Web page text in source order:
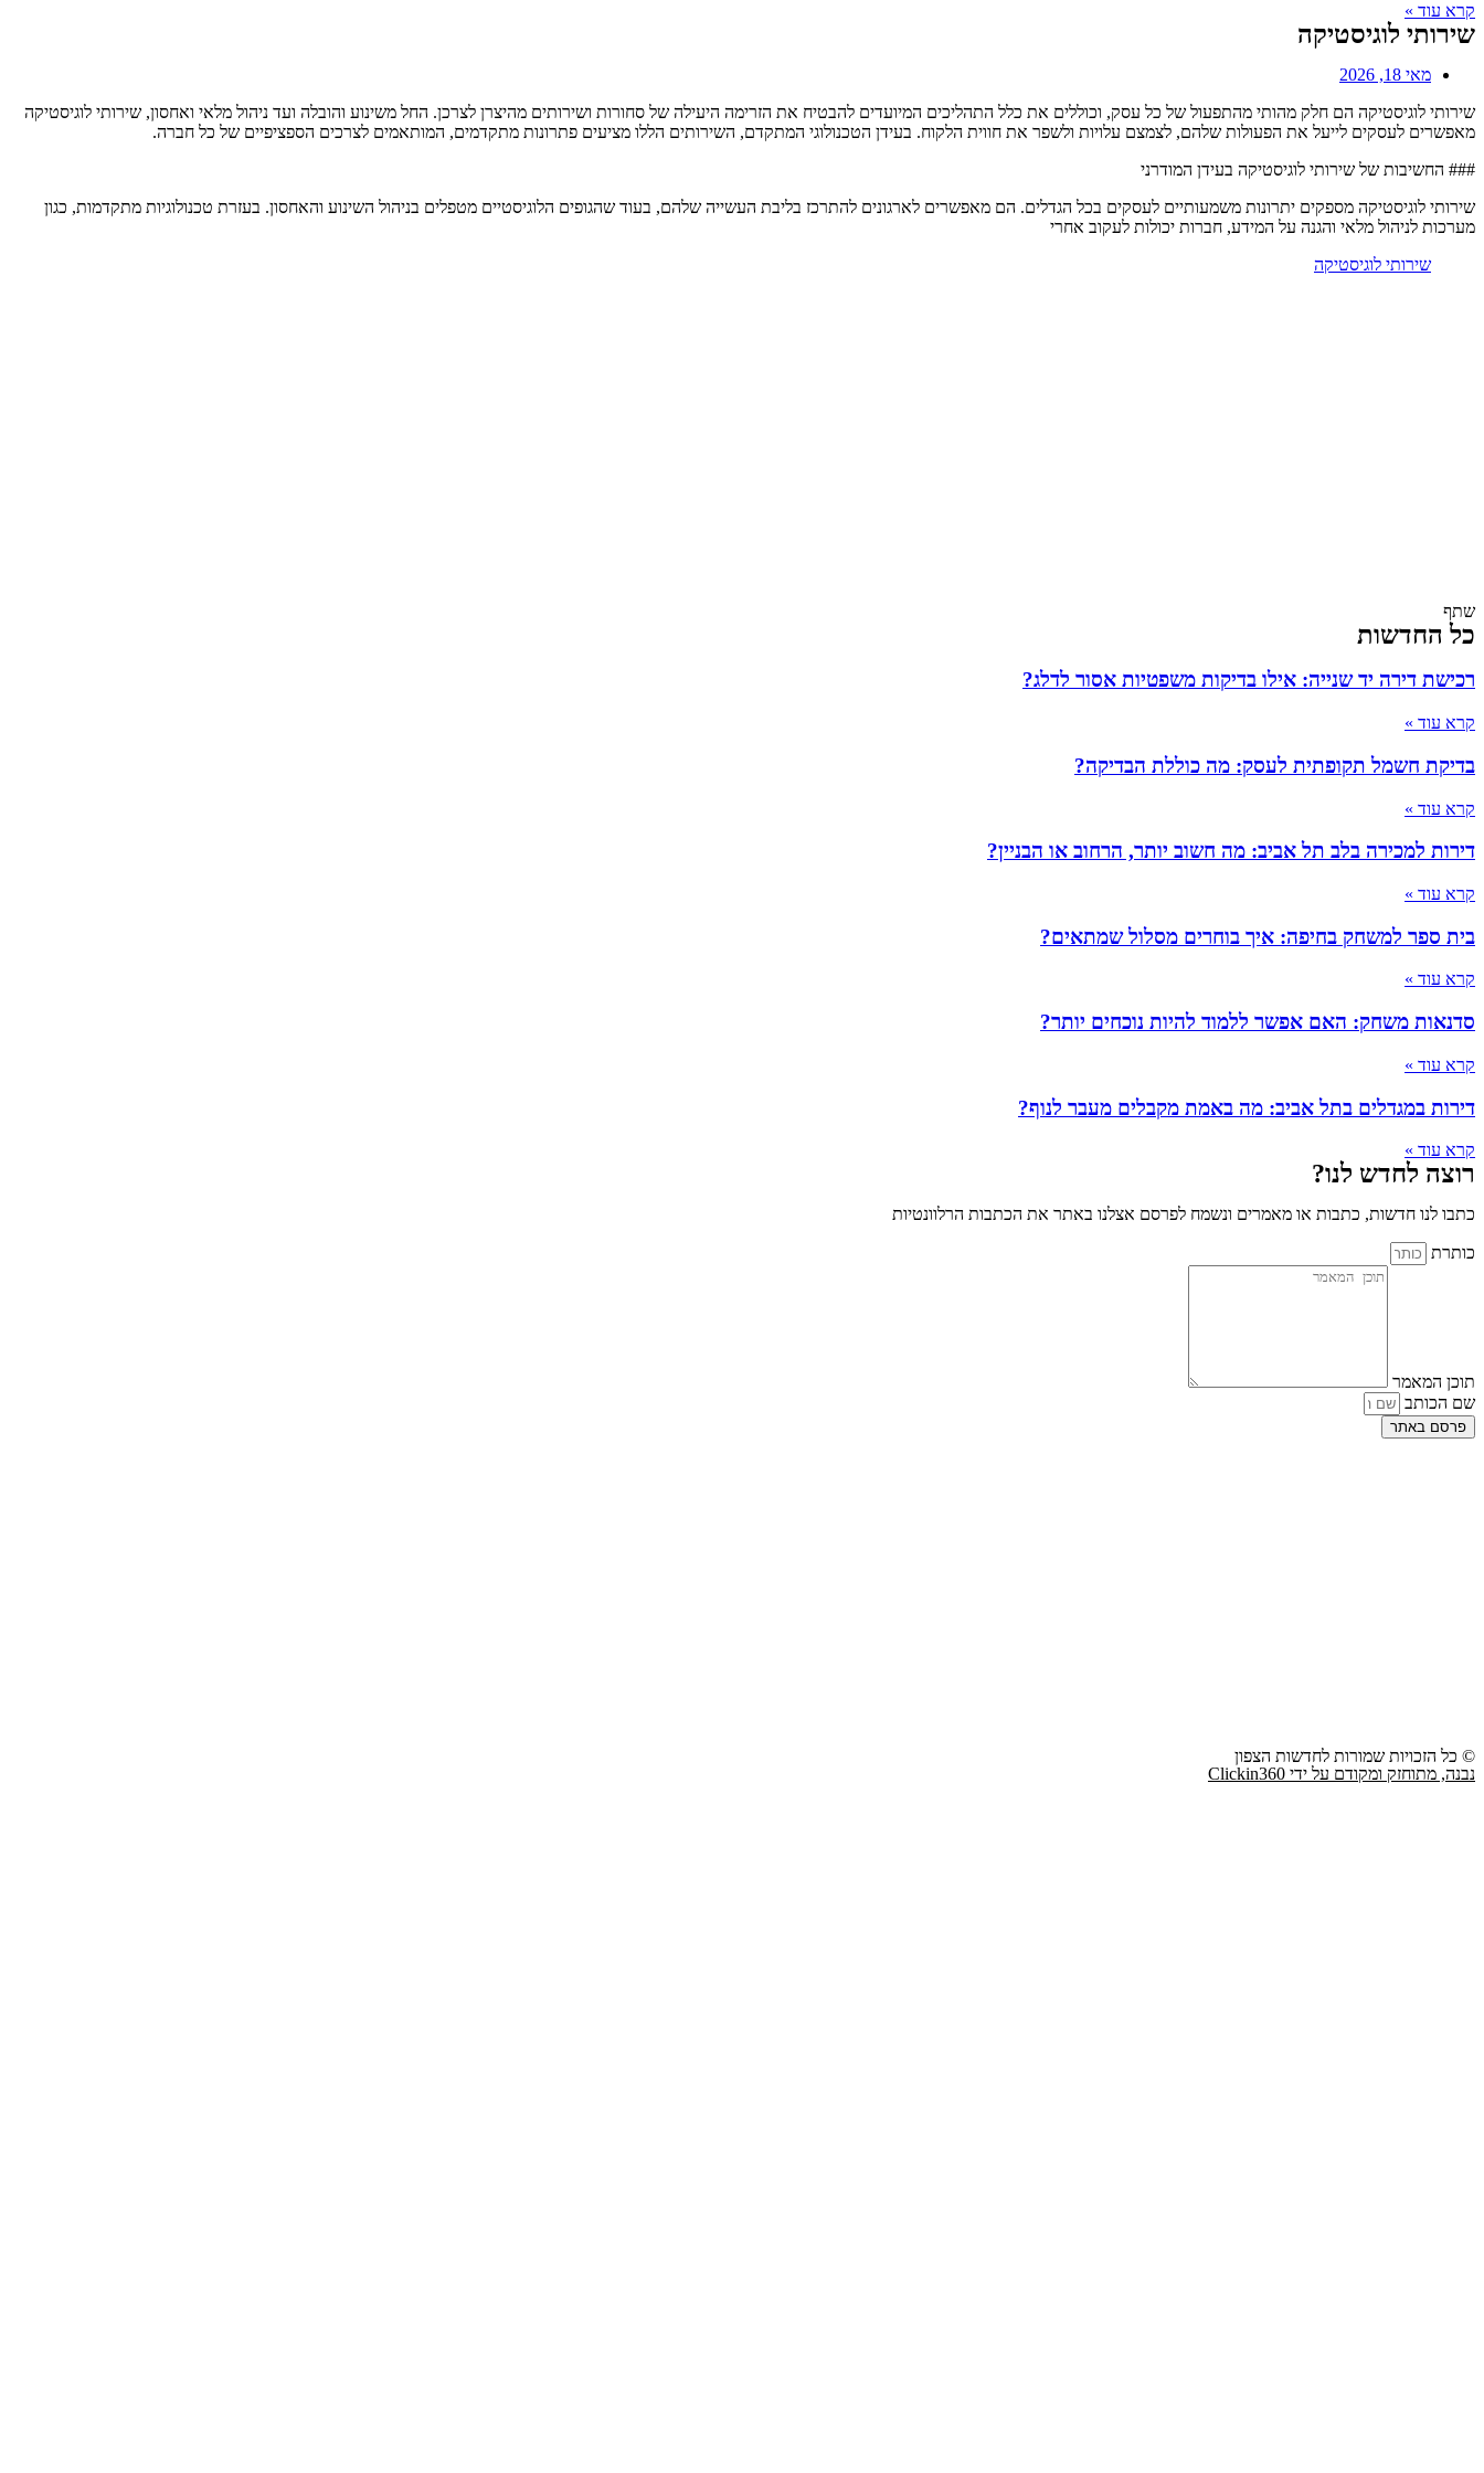
קרא עוד »
שירותי לוגיסטיקה
מאי 18, 2026
שירותי לוגיסטיקה הם חלק מהותי מהתפעול של כל עסק, וכוללים את כלל התהליכים המיועדים להבטיח את הזרימה היעילה של סחורות ושירותים מהיצרן לצרכן. החל משינוע והובלה ועד ניהול מלאי ואחסון, שירותי לוגיסטיקה
מאפשרים לעסקים לייעל את הפעולות שלהם, לצמצם עלויות ולשפר את חווית הלקוח. בעידן הטכנולוגי המתקדם, השירותים הללו מציעים פתרונות מתקדמים, המותאמים לצרכים הספציפיים של כל חברה.
### החשיבות של שירותי לוגיסטיקה בעידן המודרני
שירותי לוגיסטיקה מספקים יתרונות משמעותיים לעסקים בכל הגדלים. הם מאפשרים לארגונים להתרכז בליבת העשייה שלהם, בעוד שהגופים הלוגיסטיים מטפלים בניהול השינוע והאחסון. בעזרת טכנולוגיות מתקדמות, כגון
מערכות לניהול מלאי והגנה על המידע, חברות יכולות לעקוב אחרי
שירותי לוגיסטיקה
שתף
כל החדשות
רכישת דירה יד שנייה: אילו בדיקות משפטיות אסור לדלג?
קרא עוד »
בדיקת חשמל תקופתית לעסק: מה כוללת הבדיקה?
קרא עוד »
דירות למכירה בלב תל אביב: מה חשוב יותר, הרחוב או הבניין?
קרא עוד »
בית ספר למשחק בחיפה: איך בוחרים מסלול שמתאים?
קרא עוד »
סדנאות משחק: האם אפשר ללמוד להיות נוכחים יותר?
קרא עוד »
דירות במגדלים בתל אביב: מה באמת מקבלים מעבר לנוף?
קרא עוד »
רוצה לחדש לנו?
כתבו לנו חדשות, כתבות או מאמרים ונשמח לפרסם אצלנו באתר את הכתבות הרלוונטיות
כותרת
תוכן המאמר
שם הכותב
פרסם באתר
© כל הזכויות שמורות לחדשות הצפון
נבנה, מתוחזק ומקודם על ידי Clickin360